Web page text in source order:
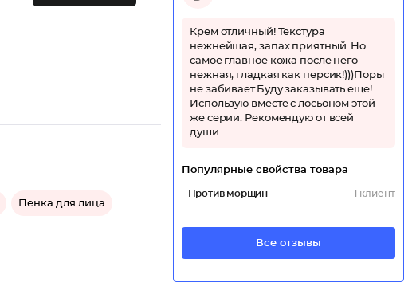
Пенка для лица
Крем отличный! Текстура
нежнейшая, запах приятный. Но
самое главное кожа после него
нежная, гладкая как персик!)))Поры
не забивает.Буду заказывать еще!
Использую вместе с лосьоном этой
же серии. Рекомендую от всей
души.
Популярные свойства товара
- Против морщин 1 клиент
Все отзывы